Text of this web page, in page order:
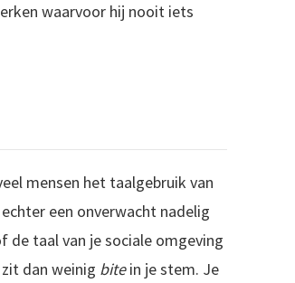
waarvoor hij nooit iets
mensen het taalgebruik van
een onverwacht nadelig
de taal van je sociale omgeving
dan weinig bitein je stem. Je